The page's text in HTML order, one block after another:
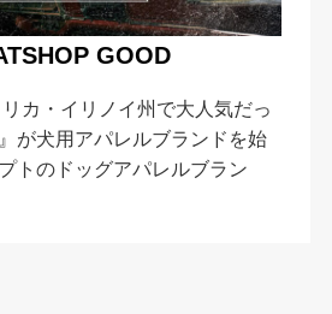
GOOD
リカ・イリノイ州で大人気だっ
が犬用アパレルブランドを始
トのドッグアパレルブラン